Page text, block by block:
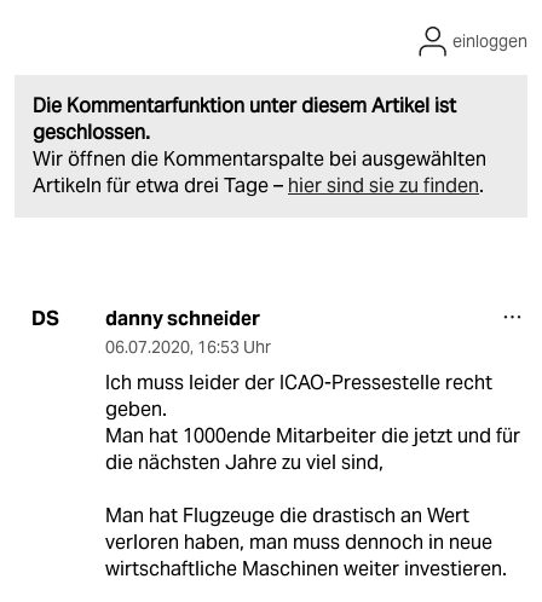
Die Kommentarfunktion unter diesem Artikel ist
geschlossen.
Wir öffnen die Kommentarspalte bei ausgewählten
Artikeln für etwa drei Tage – hier sind sie zu finden.
einloggen
DS danny schneider
06.07.2020, 16:53 Uhr
Ich muss leider der ICAO-Pressestelle recht
geben.
Man hat 1000ende Mitarbeiter die jetzt und für
die nächsten Jahre zu viel sind,
Man hat Flugzeuge die drastisch an Wert
verloren haben, man muss dennoch in neue
wirtschaftliche Maschinen weiter investieren.